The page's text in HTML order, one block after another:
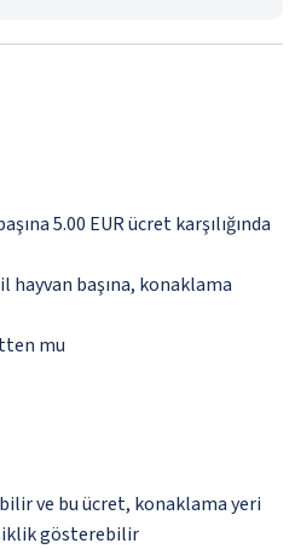
5.00 EUR ücret karşılığında
hayvan başına, konaklama
mu
ve bu ücret, konaklama yeri
gösterebilir